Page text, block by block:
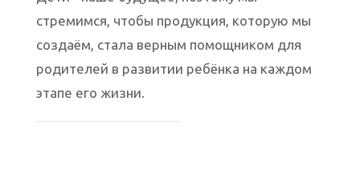
стремимся, чтобы продукция, которую мы
создаём, стала верным помощником для
родителей в развитии ребёнка на каждом
этапе его жизни.